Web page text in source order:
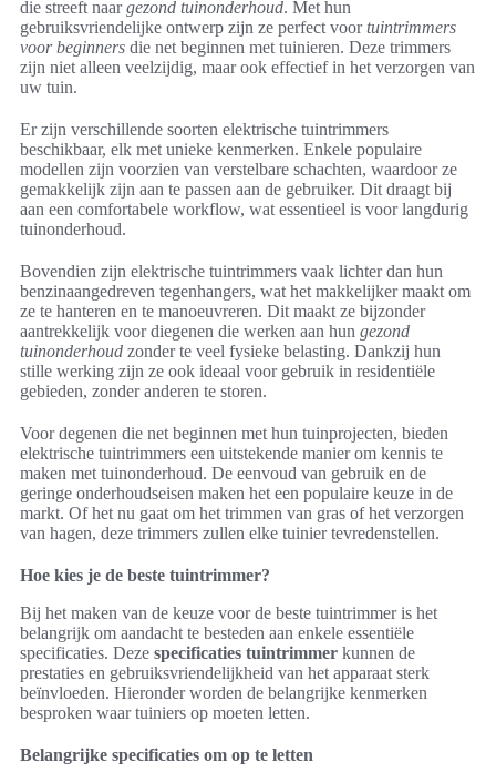
die streeft naargezond tuinonderhoud. Met hun
gebruiksvriendelijke ontwerp zijn ze perfect voortuintrimmers
voor beginners die net beginnen met tuinieren. Deze trimmers
zijn niet alleen veelzijdig, maar ook effectief in het verzorgen van
uw tuin.
Er zijn verschillende soorten elektrische tuintrimmers
beschikbaar, elk met unieke kenmerken. Enkele populaire
modellen zijn voorzien van verstelbare schachten, waardoor ze
gemakkelijk zijn aan te passen aan de gebruiker. Dit draagt bij
aan een comfortabele workflow, wat essentieel is voor langdurig
tuinonderhoud.
Bovendien zijn elektrische tuintrimmers vaak lichter dan hun
benzinaangedreven tegenhangers, wat het makkelijker maakt om
ze te hanteren en te manoeuvreren. Dit maakt ze bijzonder
aantrekkelijk voor diegenen die werken aan hun gezond
tuinonderhoud zonder te veel fysieke belasting. Dankzij hun
stille werking zijn ze ook ideaal voor gebruik in residentiële
gebieden, zonder anderen te storen.
Voor degenen die net beginnen met hun tuinprojecten, bieden
elektrische tuintrimmers een uitstekende manier om kennis te
maken met tuinonderhoud. De eenvoud van gebruik en de
geringe onderhoudseisen maken het een populaire keuze in de
markt. Of het nu gaat om het trimmen van gras of het verzorgen
van hagen, deze trimmers zullen elke tuinier tevredenstellen.
Hoe kies je de beste tuintrimmer?
Bij het maken van de keuze voor de beste tuintrimmer is het
belangrijk om aandacht te besteden aan enkele essentiële
specificaties. Deze specificaties tuintrimmer kunnen de
prestaties en gebruiksvriendelijkheid van het apparaat sterk
beïnvloeden. Hieronder worden de belangrijke kenmerken
besproken waar tuiniers op moeten letten.
Belangrijke specificaties om op te letten